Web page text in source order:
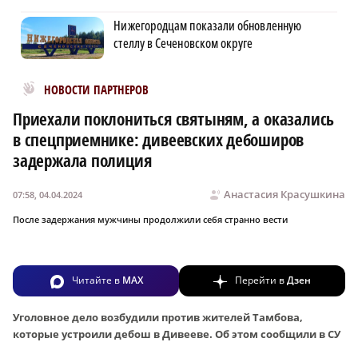
Нижегородцам показали обновленную
стеллу в Сеченовском округе
НОВОСТИ ПАРТНЕРОВ
Новости МирТесен
Приехали поклониться святыням, а оказались
в спецприемнике: дивеевских дебоширов
задержала полиция
Анастасия Красушкина
07:58, 04.04.2024
После задержания мужчины продолжили себя странно вести
Читайте в MAX Перейти вДзен
Уголовное дело возбудили против жителей Тамбова,
которые устроили дебош в Дивееве. Об этом сообщили в СУ